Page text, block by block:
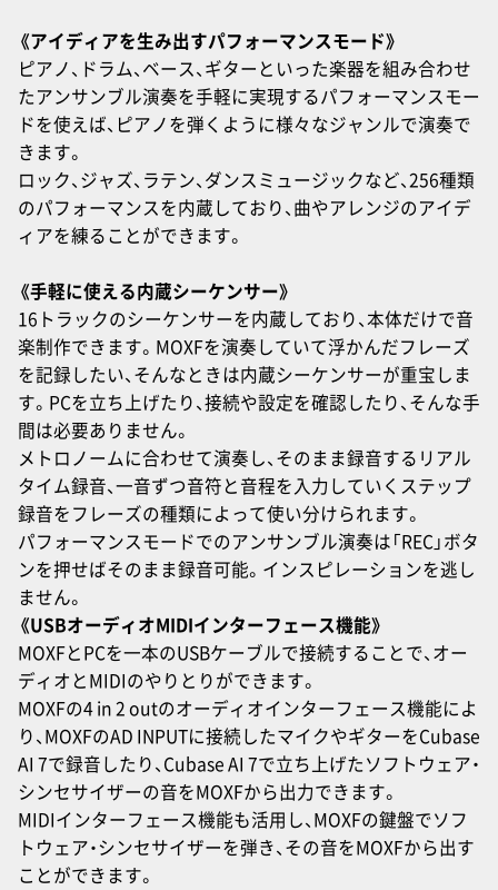
《アイディアを生み出すパフォーマンスモード》
ピアノ、ドラム、ベース、ギターといった楽器を組み合わせ
たアンサンブル演奏を手軽に実現するパフォーマンスモー
ドを使えば、ピアノを弾くように様々なジャンルで演奏で
きます。
ロック、ジャズ、ラテン、ダンスミュージックなど、256種類
のパフォーマンスを内蔵しており、曲やアレンジのアイデ
ィアを練ることができます。
《手軽に使える内蔵シーケンサー》
16トラックのシーケンサーを内蔵しており、本体だけで音
楽制作できます。MOXFを演奏していて浮かんだフレーズ
を記録したい、そんなときは内蔵シーケンサーが重宝しま
す。PCを立ち上げたり、接続や設定を確認したり、そんな手
間は必要ありません。
メトロノームに合わせて演奏し、そのまま録音するリアル
タイム録音、一音ずつ音符と音程を入力していくステップ
録音をフレーズの種類によって使い分けられます。
パフォーマンスモードでのアンサンブル演奏は「REC」ボタ
ンを押せばそのまま録音可能。インスピレーションを逃し
ません。
《USBオーディオMIDIインターフェース機能》
MOXFとPCを一本のUSBケーブルで接続することで、オー
ディオとMIDIのやりとりができます。
MOXFの4 in 2 outのオーディオインターフェース機能によ
り、MOXFのAD INPUTに接続したマイクやギターをCubase
AI 7で録音したり、Cubase AI 7で立ち上げたソフトウェア・
シンセサイザーの音をMOXFから出力できます。
MIDIインターフェース機能も活用し、MOXFの鍵盤でソフ
トウェア・シンセサイザーを弾き、その音をMOXFから出す
ことができます。